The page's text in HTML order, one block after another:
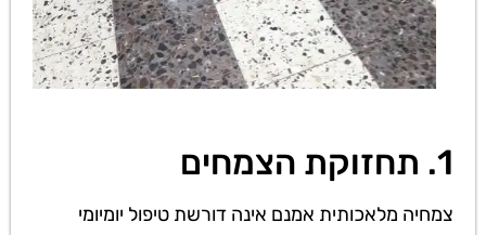
1. תחזוקת הצמחים
צמחיה מלאכותית אמנם אינה דורשת טיפול יומיומי